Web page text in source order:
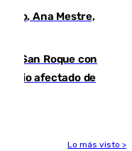
Ana Mestre,
de San Roque con
afectado de
Lo más visto >